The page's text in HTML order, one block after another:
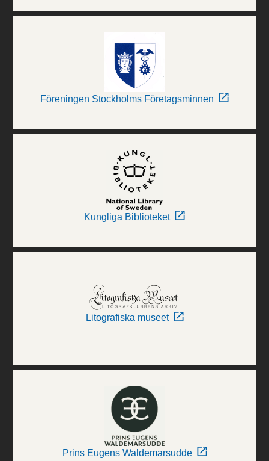
Föreningen Stockholms Företagsminnen
Kungliga Biblioteket
Litografiska museet
Prins Eugens Waldemarsudde